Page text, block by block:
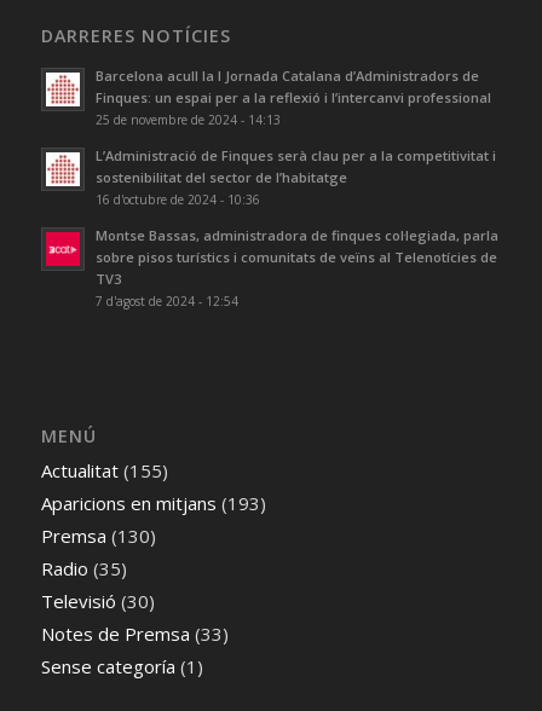
DARRERES NOTÍCIES
Barcelona acull la I Jornada Catalana d’Administradors de
Finques: un espai per a la reflexió i l’intercanvi professional
25 de novembre de 2024 - 14:13
L’Administració de Finques serà clau per a la competitivitat i
sostenibilitat del sector de l’habitatge
16 d'octubre de 2024 - 10:36
Montse Bassas, administradora de finques col·legiada, parla
sobre pisos turístics i comunitats de veïns al Telenotícies de
TV3
7 d'agost de 2024 - 12:54
MENÚ
Actualitat(155)
Aparicions en mitjans (193)
Premsa (130)
Radio (35)
Televisió (30)
Notes de Premsa (33)
Sense categoría (1)